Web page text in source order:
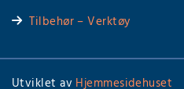
 Tilbehør – Verktøy
Utviklet av Hjemmesidehuset